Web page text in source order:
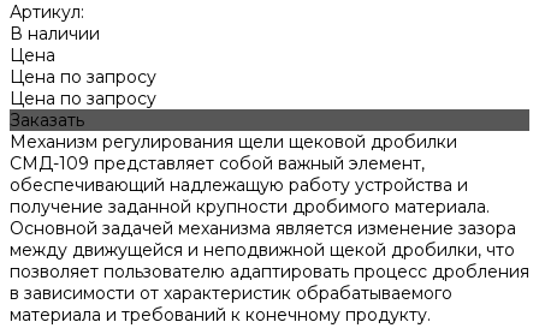
Артикул:
В наличии
Цена
Цена по запросу
Цена по запросу
Заказать
Механизм регулирования щели щековой дробилки
СМД-109 представляет собой важный элемент,
обеспечивающий надлежащую работу устройства и
получение заданной крупности дробимого материала.
Основной задачей механизма является изменение зазора
между движущейся и неподвижной щекой дробилки, что
позволяет пользователю адаптировать процесс дробления
в зависимости от характеристик обрабатываемого
материала и требований к конечному продукту.